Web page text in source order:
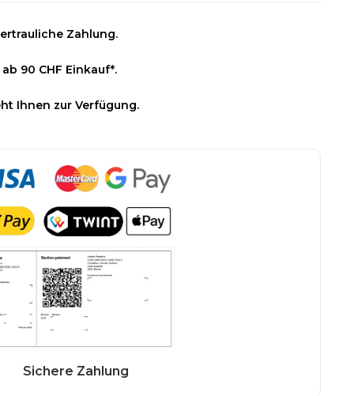
Zahlung.
90 CHF Einkauf*.
Ihnen zur Verfügung.